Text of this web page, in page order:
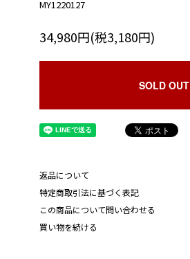
MY1220127
34,980円(税3,180円)
SOLD OUT
返品について
特定商取引法に基づく表記
この商品について問い合わせる
買い物を続ける